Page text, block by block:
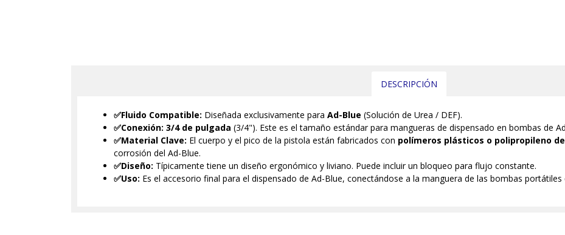
DESCRIPCIÓN
✅Fluido Compatible: Diseñada exclusivamente para Ad-Blue (Solución de Urea / DEF).
✅Conexión: 3/4 de pulgada (3/4"). Este es el tamaño estándar para mangueras de dispensado en bombas de
✅Material Clave: El cuerpo y el pico de la pistola están fabricados con polímeros plásticos o polipropileno
corrosión del Ad-Blue.
✅Diseño: Típicamente tiene un diseño ergonómico y liviano. Puede incluir un bloqueo para flujo constante.
✅Uso: Es el accesorio final para el dispensado de Ad-Blue, conectándose a la manguera de las bombas portátiles